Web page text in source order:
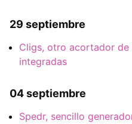
29 septiembre
Cligs, otro acortador de
integradas
04 septiembre
Spedr, sencillo